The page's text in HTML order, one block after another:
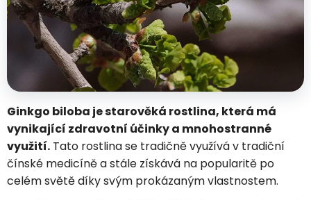
Ginkgo biloba je starověká rostlina, která má
vynikající zdravotní účinky a mnohostranné
využití. Tato rostlina se tradičně využívá v tradiční
čínské medicíně a stále získává na popularitě po
celém světě díky svým prokázaným vlastnostem.